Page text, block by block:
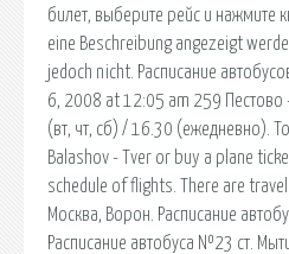
билет, выберите рейс и нажмите
eine Beschreibung angezeigt
jedoch nicht. Расписание
6, 2008 at 12:05 am 259
(вт, чт, сб) / 16.30 (ежедневно).
Balashov - Tver or buy a plane
schedule of flights. There are
Москва, Ворон. Расписание
Расписание автобуса №23 ст.